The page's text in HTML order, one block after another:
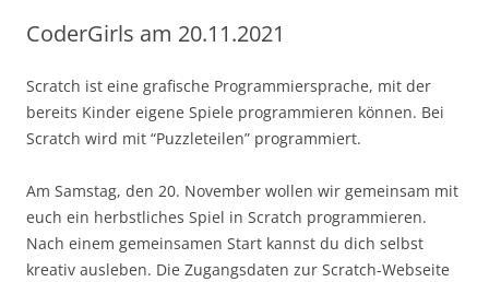
CoderGirls am 20.11.2021
Scratch ist eine grafische Programmiersprache, mit der
bereits Kinder eigene Spiele programmieren können. Bei
Scratch wird mit “Puzzleteilen” programmiert.
Am Samstag, den 20. November wollen wir gemeinsam mit
euch ein herbstliches Spiel in Scratch programmieren.
Nach einem gemeinsamen Start kannst du dich selbst
kreativ ausleben. Die Zugangsdaten zur Scratch-Webseite